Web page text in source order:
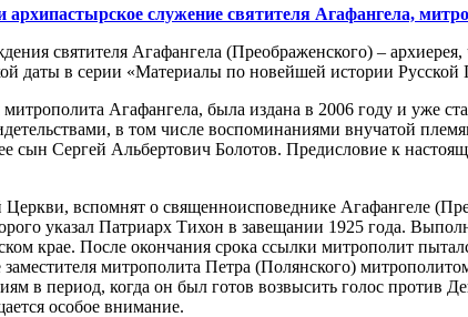
служение святителя Агафангела,
святителя Агафангела (Преображенского) –
даты в серии «Материалы по новейшей истории
Агафангела, была издана в 2006 году и уже
в том числе воспоминаниями внучатой
ее сын Сергей Альбертович Болотов. Предисловие к
Церкви, вспомнят о священноисповеднике Агафангеле
указал Патриарх Тихон в завещании 1925 года.
крае. После окончания срока ссылки митрополит
митрополита Петра (Полянского)
в период, когда он был готов возвысить голос против
особое внимание.